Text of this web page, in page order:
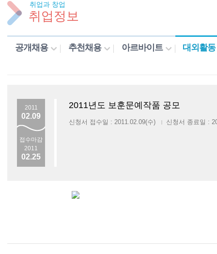
취업과 창업
취업정보
공개채용 추천채용 아르바이트 대외활동
2011
02.09
접수마감
2011
02.25
2011년도 보훈문예작품 공모
신청서 접수일 : 2011.02.09(수) | 신청서 종료일 :